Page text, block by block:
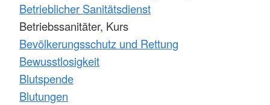
Betrieblicher Sanitätsdienst
Betriebssanitäter, Kurs
Bevölkerungsschutz und Rettung
Bewusstlosigkeit
Blutspende
Blutungen